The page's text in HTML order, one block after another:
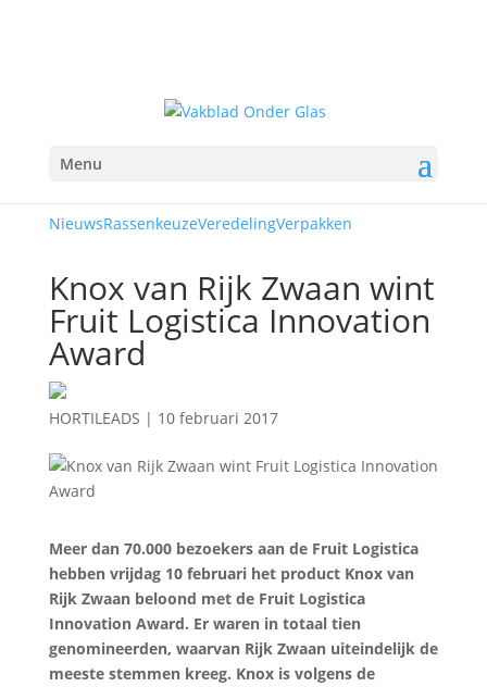
Menu
NieuwsRassenkeuzeVeredelingVerpakken
Knox van Rijk Zwaan wint
Fruit Logistica Innovation
Award
HORTILEADS | 10 februari 2017
Meer dan 70.000 bezoekers aan de Fruit Logistica
hebben vrijdag 10 februari het product Knox van
Rijk Zwaan beloond met de Fruit Logistica
Innovation Award. Er waren in totaal tien
genomineerden, waarvan Rijk Zwaan uiteindelijk de
meeste stemmen kreeg. Knox is volgens de